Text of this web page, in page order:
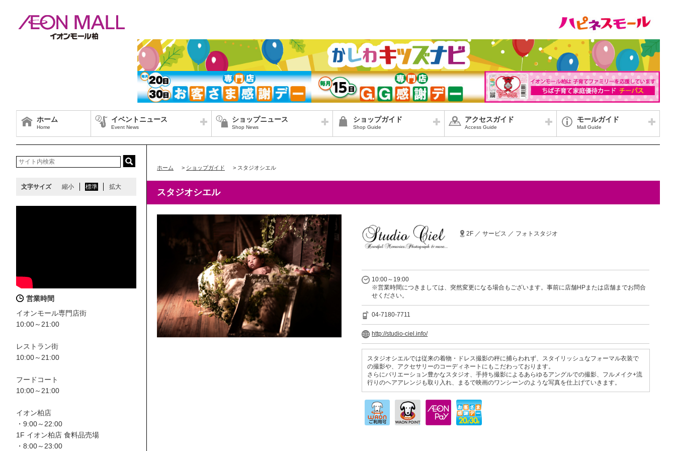
ホーム
Home
イベントニュース
Event News
ショップニュース
Shop News
ショップガイド
Shop Guide
アクセスガイド
Access Guide
モールガイド
Mall Guide
ホーム > ショップガイド > スタジオシエル
スタジオシエル
2F ／ サービス ／ フォトスタジオ
10:00～19:00
※営業時間につきましては、突然変更になる場合もございます。事前に店舗HPまたは店舗までお問合
せください。
04-7180-7711
http://studio-ciel.info/
スタジオシエルでは従来の着物・ドレス撮影の秤に捕らわれず、スタイリッシュなフォーマル衣装で
の撮影や、アクセサリーのコーディネートにもこだわっております。
さらにバリエーション豊かなスタジオ、手持ち撮影によるあらゆるアングルでの撮影、フルメイク+流
行りのヘアアレンジも取り入れ、まるで映画のワンシーンのような写真を仕上げていきます。
文字サイズ 縮小 標準 拡大
営業時間
イオンモール専門店街
10:00～21:00
レストラン街
10:00～21:00
フードコート
10:00～21:00
イオン柏店
・9:00～22:00
1F イオン柏店 食料品売場
・8:00～23:00